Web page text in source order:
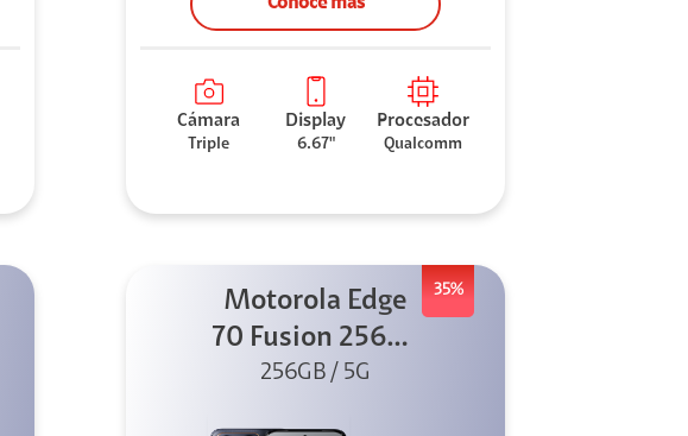
Cámara
Triple
Display
6.67"
Procesador
Qualcomm
35%
Motorola Edge
70 Fusion 256GB
Azul
256GB / 5G